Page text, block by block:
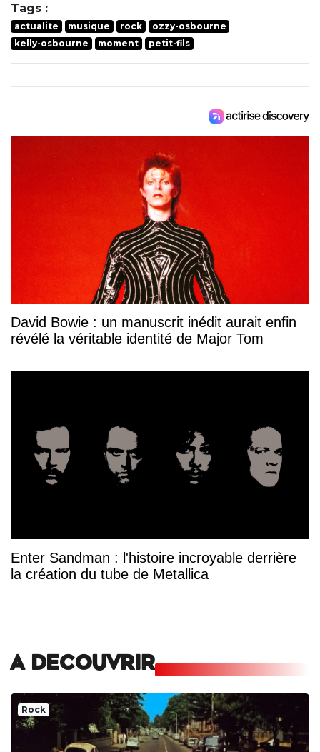
Tags :
actualite musique rock
ozzy-osbourne
kelly-osbourne
moment petit-fils
David Bowie : un manuscrit inédit aurait enfin
révélé la véritable identité de Major Tom
Enter Sandman : l'histoire incroyable derrière
la création du tube de Metallica
A DECOUVRIR
Rock